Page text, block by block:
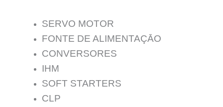
SERVO MOTOR
FONTE DE ALIMENTAÇĀO
CONVERSORES
IHM
SOFT STARTERS
CLP